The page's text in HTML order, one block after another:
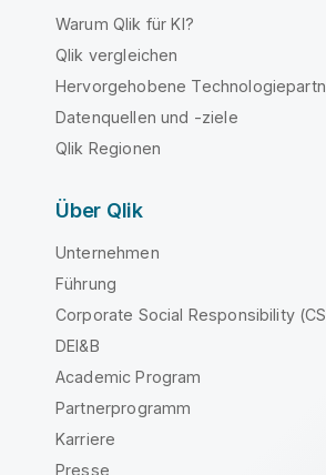
Warum Qlik für KI?
Qlik vergleichen
Hervorgehobene
Datenquellen und -ziele
Qlik Regionen
Über Qlik
Unternehmen
Führung
Corporate Social Responsibility
DEI&B
Academic Program
Partnerprogramm
Karriere
Presse